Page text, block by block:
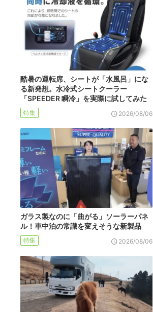
酷暑の運転席、シートが「水風呂」にな
る新発想。水冷式シートクーラー
「SPEEDER 瞬冷」を実際に試してみた
特集 2026/08/06
ガラス製なのに「曲がる」ソーラーパネ
ル！車中泊の常識を変えそうな新製品
特集 2026/08/06